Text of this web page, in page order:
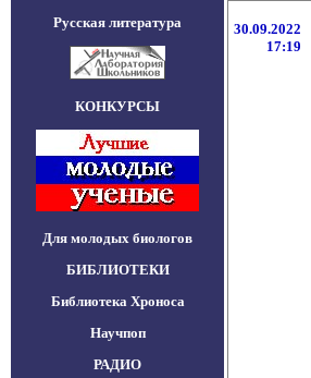
Русская литература
КОНКУРСЫ
Для молодых биологов
БИБЛИОТЕКИ
Библиотека Хроноса
Научпоп
РАДИО
30.09.2022
17:19